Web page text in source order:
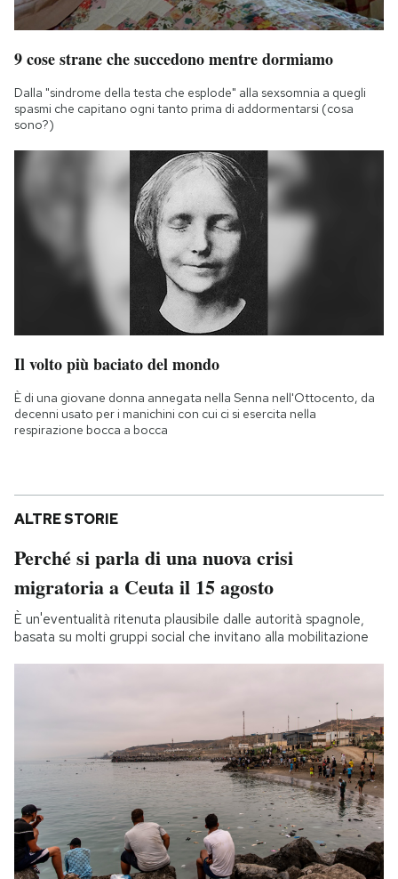
9 cose strane che succedono mentre dormiamo
Dalla "sindrome della testa che esplode" alla sexsomnia a quegli
spasmi che capitano ogni tanto prima di addormentarsi (cosa
sono?)
Il volto più baciato del mondo
È di una giovane donna annegata nella Senna nell'Ottocento, da
decenni usato per i manichini con cui ci si esercita nella
respirazione bocca a bocca
ALTRE STORIE
Perché si parla di una nuova crisi
migratoria a Ceuta il 15 agosto
È un'eventualità ritenuta plausibile dalle autorità spagnole,
basata su molti gruppi social che invitano alla mobilitazione